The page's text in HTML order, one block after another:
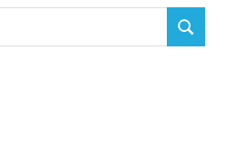
SEARCH